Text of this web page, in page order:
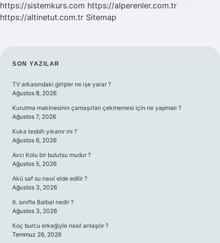
Gereken
6
https://sistemkurs.com https://alperenler.com.tr
https://altinetut.com.tr Sitemap
SIDEBAR
SON YAZILAR
TV arkasındaki girişler ne işe yarar ?
Ağustos 8, 2026
Kurutma makinesinin çamaşırları çekmemesi için ne yapmalı ?
Ağustos 7, 2026
Kuka tesbih yıkanır mı ?
Ağustos 6, 2026
Avcı Kolu bir bulutsu mudur ?
Ağustos 5, 2026
Akü saf su nasıl elde edilir ?
Ağustos 3, 2026
6. sınıfta Balbal nedir ?
Ağustos 3, 2026
Koç burcu erkeğiyle nasıl anlaşılır ?
Temmuz 26, 2026